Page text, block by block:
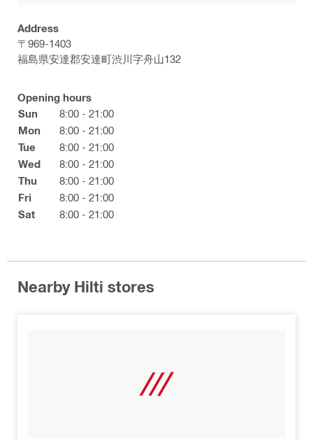
Address
〒969-1403
福島県安達郡安達町渋川字舟山132
Opening hours
Sun
8:00 - 21:00
Mon
8:00 - 21:00
Tue
8:00 - 21:00
Wed
8:00 - 21:00
Thu
8:00 - 21:00
Fri
8:00 - 21:00
Sat
8:00 - 21:00
Nearby Hilti stores